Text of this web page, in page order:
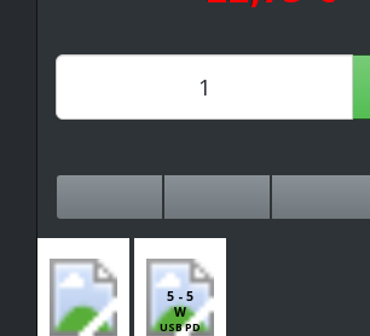
5 - 5
W
USB PD